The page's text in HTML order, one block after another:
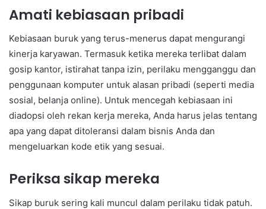
Amati kebiasaan pribadi
Kebiasaan buruk yang terus-menerus dapat mengurangi
kinerja karyawan. Termasuk ketika mereka terlibat dalam
gosip kantor, istirahat tanpa izin, perilaku mengganggu dan
penggunaan komputer untuk alasan pribadi (seperti media
sosial, belanja online). Untuk mencegah kebiasaan ini
diadopsi oleh rekan kerja mereka, Anda harus jelas tentang
apa yang dapat ditoleransi dalam bisnis Anda dan
mengeluarkan kode etik yang sesuai.
Periksa sikap mereka
Sikap buruk sering kali muncul dalam perilaku tidak patuh.